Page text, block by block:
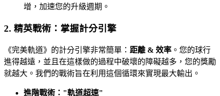
增，加速您的升級週期。
2. 精英戰術：掌握計分引擎
《完美軌道》的計分引擎非常簡單： 距離 & 效率 。您的球行
進得越遠，並且在這樣做的過程中破壞的障礙越多，您的獎勵
就越大。我們的戰術旨在利用這個循環來實現最大輸出。
進階戰術："軌道超速"